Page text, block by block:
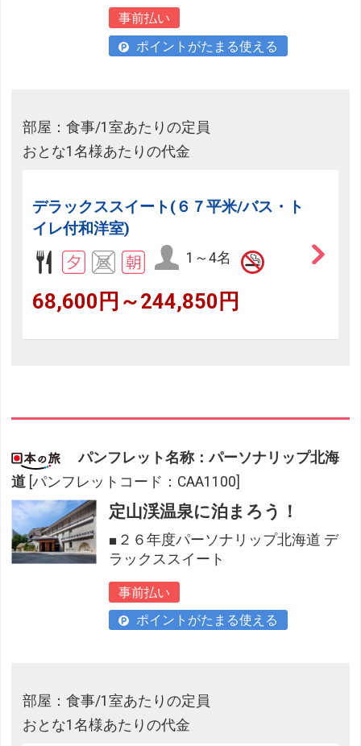
事前払い
ポイントがたまる使える
部屋：食事/1室あたりの定員
おとな1名様あたりの代金
デラックススイート(６７平米/バス・ト
イレ付和洋室)
1～4名
68,600円～244,850円
パンフレット名称：パーソナリップ北海
道 [パンフレットコード：CAA1100]
定山渓温泉に泊まろう！
■２６年度パーソナリップ北海道 デ
ラックススイート
事前払い
ポイントがたまる使える
部屋：食事/1室あたりの定員
おとな1名様あたりの代金